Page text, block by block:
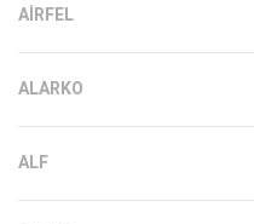
AIRFEL
ALARKO
ALF